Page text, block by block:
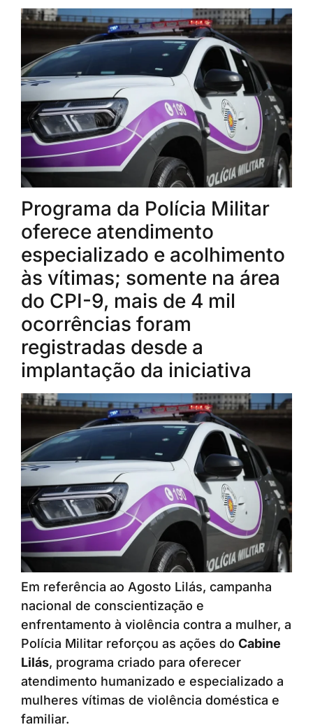
Programa da Polícia Militar
oferece atendimento
especializado e acolhimento
às vítimas; somente na área
do CPI-9, mais de 4 mil
ocorrências foram
registradas desde a
implantação da iniciativa
Em referência ao Agosto Lilás, campanha
nacional de conscientização e
enfrentamento à violência contra a mulher, a
Polícia Militar reforçou as ações do Cabine
Lilás, programa criado para oferecer
atendimento humanizado e especializado a
mulheres vítimas de violência doméstica e
familiar.